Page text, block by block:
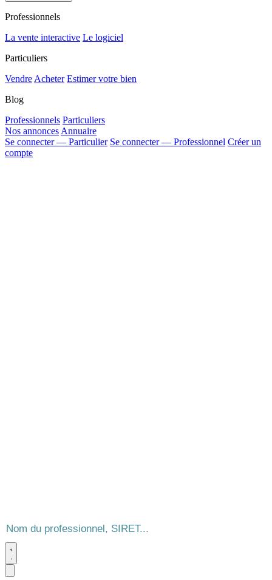
Professionnels
La vente interactive Le logiciel
Particuliers
Vendre Acheter Estimer votre bien
Blog
Professionnels Particuliers
Nos annonces Annuaire
Se connecter — Particulier Se connecter — Professionnel Créer un
compte